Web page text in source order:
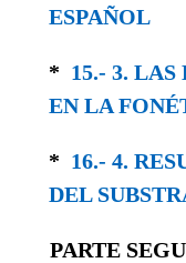
ESPAÑOL
* 15.- 3. LAS
EN LA
* 16.- 4.
DEL
PARTE